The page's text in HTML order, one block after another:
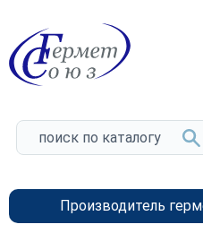
Производитель